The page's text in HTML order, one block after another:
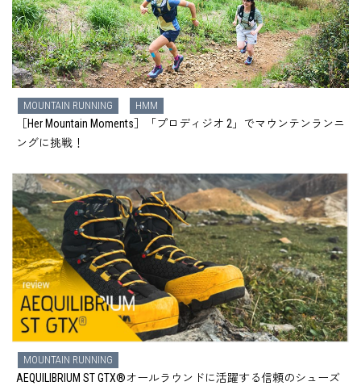
MOUNTAIN RUNNING HMM
［Her Mountain Moments］「プロディジオ 2」でマウンテンランニ
ングに挑戦！
MOUNTAIN RUNNING
AEQUILIBRIUM ST GTX®オールラウンドに活躍する信頼のシューズ